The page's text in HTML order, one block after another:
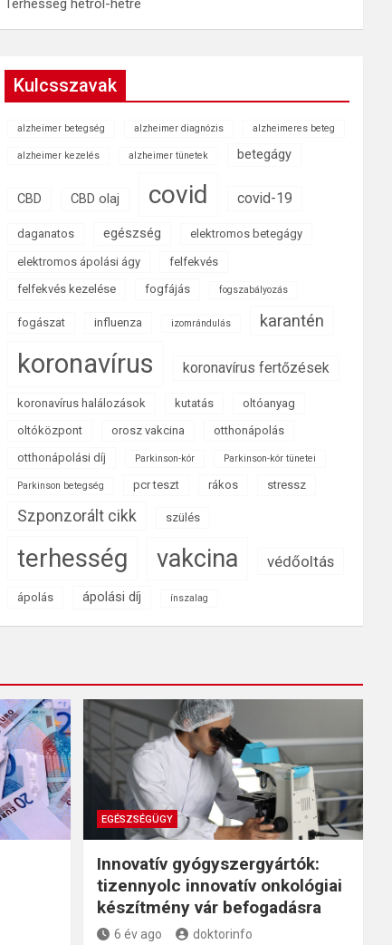
Terhesség hétről-hétre
Kulcsszavak
alzheimer betegség alzheimer diagnózis alzheimeres beteg
alzheimer kezelés alzheimer tünetek betegágy
CBD CBD olaj covid covid-19
daganatos egészség elektromos betegágy
elektromos ápolási ágy
felfekvés
felfekvés kezelése
fogfájás fogszabályozás
fogászat influenza izomrándulás karantén
koronavírus koronavírus fertőzések
koronavírus halálozások kutatás
oltóanyag
oltóközpont
orosz vakcina
otthonápolás
otthonápolási díj
Parkinson-kór Parkinson-kór tünetei
Parkinson betegség pcr teszt rákos stressz
Szponzorált cikk szülés
terhesség vakcina védőoltás
ápolás ápolási díj ínszalag
EGÉSZSÉGÜGY
Innovatív gyógyszergyártók:
tizennyolc innovatív onkológiai
készítmény vár befogadásra
6 év ago doktorinfo